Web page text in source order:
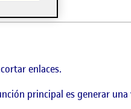
enlaces.
principal es generar